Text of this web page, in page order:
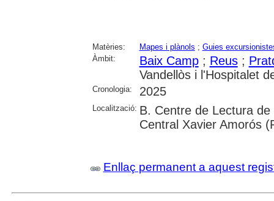
Matèries: Mapes i plànols ; Guies
Àmbit:
Baix Camp; Reus;
Vandellòs i l'Hospitalet
Cronologia: 2025
Localització: B. Centre de Lectura
Central Xavier Amorós
Enllaç permanent a aquest